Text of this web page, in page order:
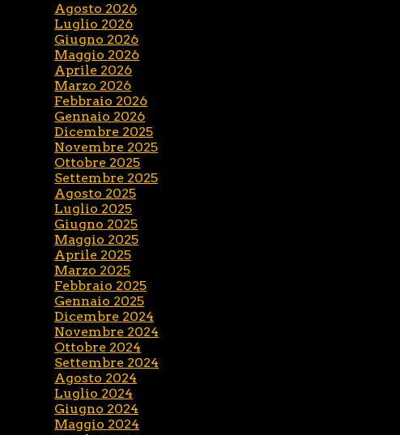
Agosto 2026
Luglio 2026
Giugno 2026
Maggio 2026
Aprile 2026
Marzo 2026
Febbraio 2026
Gennaio 2026
Dicembre 2025
Novembre 2025
Ottobre 2025
Settembre 2025
Agosto 2025
Luglio 2025
Giugno 2025
Maggio 2025
Aprile 2025
Marzo 2025
Febbraio 2025
Gennaio 2025
Dicembre 2024
Novembre 2024
Ottobre 2024
Settembre 2024
Agosto 2024
Luglio 2024
Giugno 2024
Maggio 2024